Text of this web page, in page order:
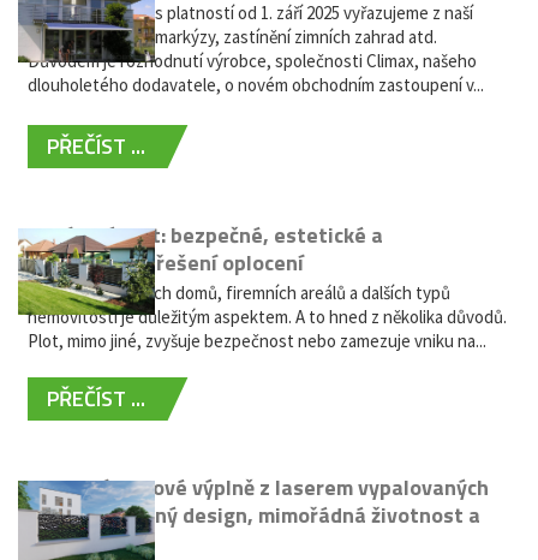
Vážení zákazníci, s platností od 1. září 2025 vyřazujeme z naší
nabídky výsuvné markýzy, zastínění zimních zahrad atd.
Důvodem je rozhodnutí výrobce, společnosti Climax, našeho
dlouholetého dodavatele, o novém obchodním zastoupení v...
PŘEČÍST ...
Hliníkový plot: bezpečné, estetické a
bezúdržbové řešení oplocení
Oplocení rodinných domů, firemních areálů a dalších typů
nemovitostí je důležitým aspektem. A to hned z několika důvodů.
Plot, mimo jiné, zvyšuje bezpečnost nebo zamezuje vniku na...
PŘEČÍST ...
Moderní plotové výplně z laserem vypalovaných
kovů: výjimečný design, mimořádná životnost a
žádná údržba